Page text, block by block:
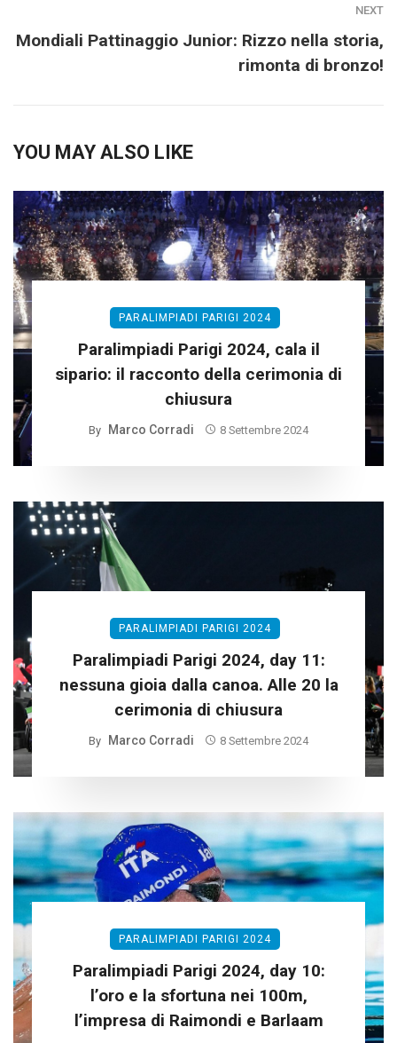
NEXT
Mondiali Pattinaggio Junior: Rizzo nella storia,
rimonta di bronzo!
YOU MAY ALSO LIKE
PARALIMPIADI PARIGI 2024
Paralimpiadi Parigi 2024, cala il
sipario: il racconto della cerimonia di
chiusura
By Marco Corradi 8 Settembre 2024
PARALIMPIADI PARIGI 2024
Paralimpiadi Parigi 2024, day 11:
nessuna gioia dalla canoa. Alle 20 la
cerimonia di chiusura
By Marco Corradi 8 Settembre 2024
PARALIMPIADI PARIGI 2024
Paralimpiadi Parigi 2024, day 10:
l’oro e la sfortuna nei 100m,
l’impresa di Raimondi e Barlaam